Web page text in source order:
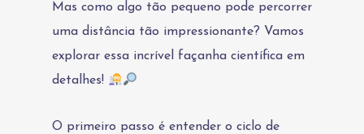
Mas como algo tão pequeno pode percorrer
uma distância tão impressionante? Vamos
explorar essa incrível façanha científica em
detalhes!
O primeiro passo é entender o ciclo de